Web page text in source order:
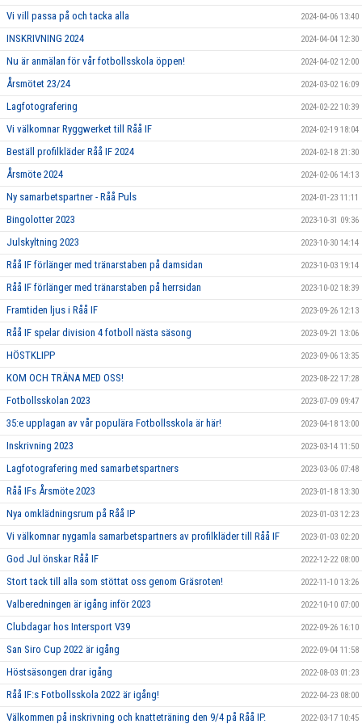
Vi vill passa på och tacka alla 2024-04-06 13:40
INSKRIVNING 2024 2024-04-04 12:30
Nu är anmälan för vår fotbollsskola öppen! 2024-04-02 12:00
Årsmötet 23/24 2024-03-02 16:09
Lagfotografering 2024-02-22 10:39
Vi välkomnar Ryggwerket till Råå IF 2024-02-19 18:04
Beställ profilkläder Råå IF 2024 2024-02-18 21:30
Årsmöte 2024 2024-02-06 14:13
Ny samarbetspartner - Råå Puls 2024-01-23 11:11
Bingolotter 2023 2023-10-31 09:36
Julskyltning 2023 2023-10-30 14:14
Råå IF förlänger med tränarstaben på damsidan 2023-10-03 19:14
Råå IF förlänger med tränarstaben på herrsidan 2023-10-02 18:39
Framtiden ljus i Råå IF 2023-09-26 12:13
Råå IF spelar division 4 fotboll nästa säsong 2023-09-21 13:06
HÖSTKLIPP 2023-09-06 13:35
KOM OCH TRÄNA MED OSS! 2023-08-22 17:28
Fotbollsskolan 2023 2023-07-09 09:47
35:e upplagan av vår populära Fotbollsskola är här! 2023-04-18 13:00
Inskrivning 2023 2023-03-14 11:50
Lagfotografering med samarbetspartners 2023-03-06 07:48
Råå IFs Årsmöte 2023 2023-01-18 13:30
Nya omklädningsrum på Råå IP 2023-01-03 12:23
Vi välkomnar nygamla samarbetspartners av profilkläder till Råå IF 2023-01-03 02:20
God Jul önskar Råå IF 2022-12-22 08:00
Stort tack till alla som stöttat oss genom Gräsroten! 2022-11-10 13:26
Valberedningen är igång inför 2023 2022-10-10 07:00
Clubdagar hos Intersport V39 2022-09-26 16:10
San Siro Cup 2022 är igång 2022-09-04 11:58
Höstsäsongen drar igång 2022-08-03 01:23
Råå IF:s Fotbollsskola 2022 är igång! 2022-04-23 08:00
Välkommen på inskrivning och knatteträning den 9/4 på Råå IP. 2022-03-17 10:45